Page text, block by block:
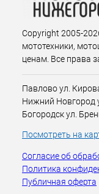
Copyright 2005-
мототехники,
ценам. Все права
Павлово ул.
Нижний Новгород
Богородск ул.
Посмотреть на
Согласие об
Политика
Публичная оферта